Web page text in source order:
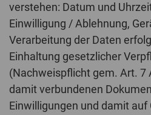
verstehen: Datum und
Einwilligung / Ablehnung,
Verarbeitung der Daten
Einhaltung gesetzlicher
(Nachweispflicht gem. Art. 7
damit verbundenen
Einwilligungen und damit auf